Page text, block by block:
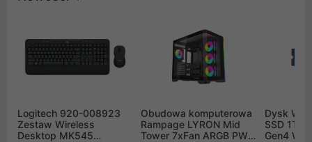
Logitech 920-008923
Zestaw Wireless
Desktop MK545
Obudowa komputerowa
Rampage LYRON Mid
Tower 7xFan ARGB PWM
Dysk WD
SSD 1TB
Gen4